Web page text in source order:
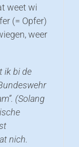
weet wi
(= Opfer)
weer
ik bi de
(Solang
nich.